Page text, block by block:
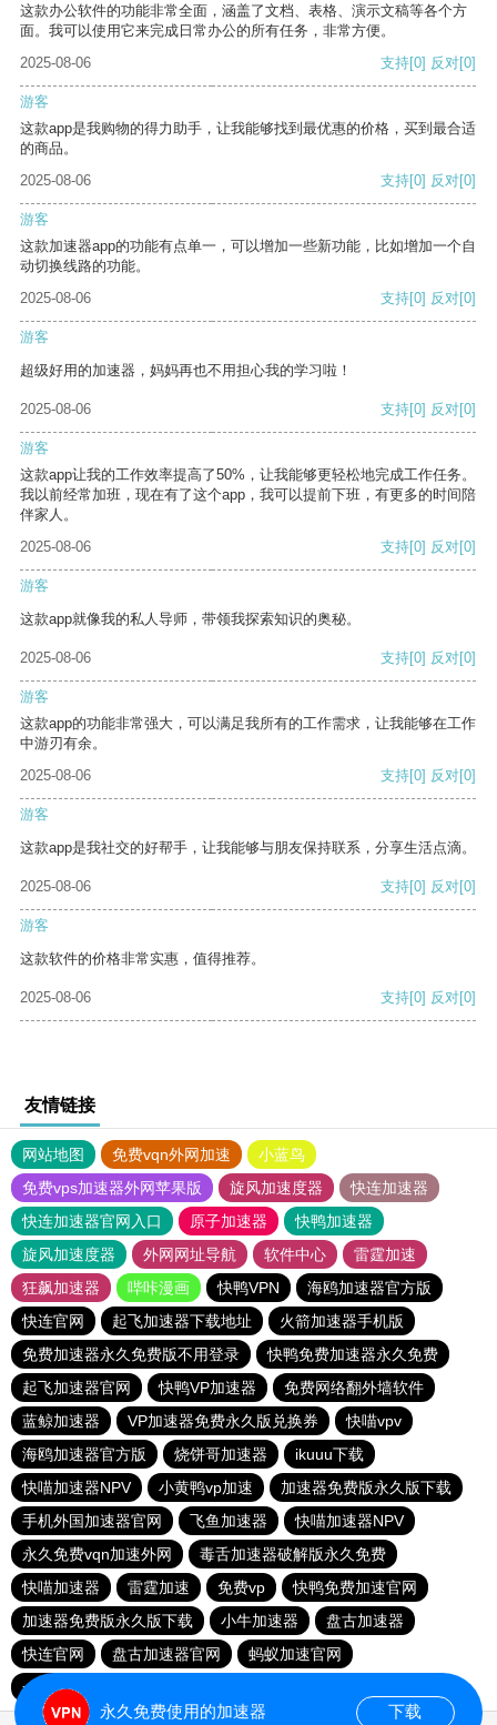
这款办公软件的功能非常全面，涵盖了文档、表格、演示文稿等各个方
面。我可以使用它来完成日常办公的所有任务，非常方便。
2025-08-06
支持[0] 反对[0]
游客
这款app是我购物的得力助手，让我能够找到最优惠的价格，买到最合适
的商品。
2025-08-06
支持[0] 反对[0]
游客
这款加速器app的功能有点单一，可以增加一些新功能，比如增加一个自
动切换线路的功能。
2025-08-06
支持[0] 反对[0]
游客
超级好用的加速器，妈妈再也不用担心我的学习啦！
2025-08-06 支持[0] 反对[0]
游客
这款app让我的工作效率提高了50%，让我能够更轻松地完成工作任务。
我以前经常加班，现在有了这个app，我可以提前下班，有更多的时间陪
伴家人。
2025-08-06
支持[0] 反对[0]
游客
这款app就像我的私人导师，带领我探索知识的奥秘。
2025-08-06 支持[0] 反对[0]
游客
这款app的功能非常强大，可以满足我所有的工作需求，让我能够在工作
中游刃有余。
2025-08-06
支持[0] 反对[0]
游客
这款app是我社交的好帮手，让我能够与朋友保持联系，分享生活点滴。
2025-08-06 支持[0] 反对[0]
游客
这款软件的价格非常实惠，值得推荐。
2025-08-06 支持[0] 反对[0]
友情链接
网站地图 免费vqn外网加速
小蓝鸟
免费vps加速器外网苹果版
旋风加速度器
快连加速器
快连加速器官网入口
原子加速器
快鸭加速器
旋风加速度器
外网网址导航 软件中心
雷霆加速
狂飙加速器
哔咔漫画 快鸭VPN
海鸥加速器官方版
快连官网
起飞加速器下载地址
火箭加速器手机版
免费加速器永久免费版不用登录
快鸭免费加速器永久免费
起飞加速器官网
快鸭VP加速器
免费网络翻外墙软件
蓝鲸加速器
VP加速器免费永久版兑换券
快喵vpv
海鸥加速器官方版
烧饼哥加速器
ikuuu下载
快喵加速器NPV
小黄鸭vp加速
加速器免费版永久版下载
手机外国加速器官网
飞鱼加速器
快喵加速器NPV
永久免费vqn加速外网
毒舌加速器破解版永久免费
快喵加速器
雷霆加速 免费vp
快鸭免费加速官网
加速器免费版永久版下载
小牛加速器
盘古加速器
快连官网
盘古加速器官网
蚂蚁加速官网
一元机场. com
永久免费使用的加速器 下载